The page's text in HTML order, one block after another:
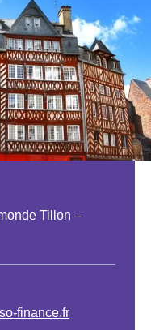
Tillon –
finance.fr